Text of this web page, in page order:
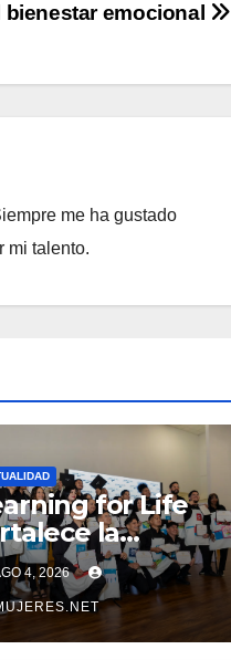
emocional
me ha gustado
mi talento.
for Life
la
con
% de inserción
y mantiene
su
4, 2026